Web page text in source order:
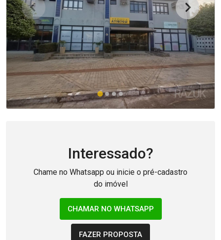
Interessado?
Chame no Whatsapp ou inicie o pré-cadastro
do imóvel
CHAMAR NO WHATSAPP
FAZER PROPOSTA